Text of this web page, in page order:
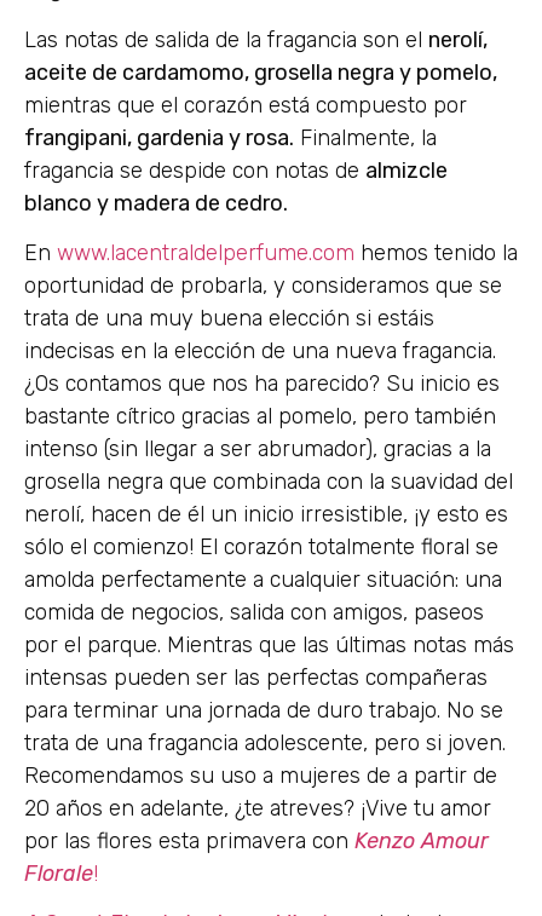
Las notas de salida de la fragancia son el nerolí,
aceite de cardamomo, grosella negra y pomelo,
mientras que el corazón está compuesto por
frangipani, gardenia y rosa. Finalmente, la
fragancia se despide con notas de almizcle
blanco y madera de cedro.
En www.lacentraldelperfume.com hemos tenido la
oportunidad de probarla, y consideramos que se
trata de una muy buena elección si estáis
indecisas en la elección de una nueva fragancia.
¿Os contamos que nos ha parecido? Su inicio es
bastante cítrico gracias al pomelo, pero también
intenso (sin llegar a ser abrumador), gracias a la
grosella negra que combinada con la suavidad del
nerolí, hacen de él un inicio irresistible, ¡y esto es
sólo el comienzo! El corazón totalmente floral se
amolda perfectamente a cualquier situación: una
comida de negocios, salida con amigos, paseos
por el parque. Mientras que las últimas notas más
intensas pueden ser las perfectas compañeras
para terminar una jornada de duro trabajo. No se
trata de una fragancia adolescente, pero si joven.
Recomendamos su uso a mujeres de a partir de
20 años en adelante, ¿te atreves? ¡Vive tu amor
por las flores esta primavera con Kenzo Amour
Florale!